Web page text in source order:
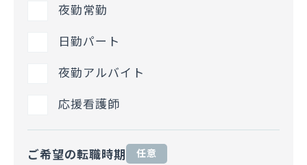
夜勤常勤
日勤パート
夜勤アルバイト
応援看護師
ご希望の転職時期 任意